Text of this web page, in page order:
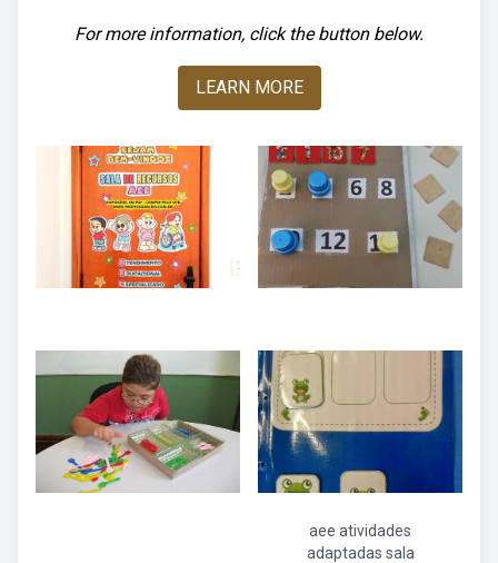
For more information, click the button below.
LEARN MORE
aee atividades
adaptadas sala